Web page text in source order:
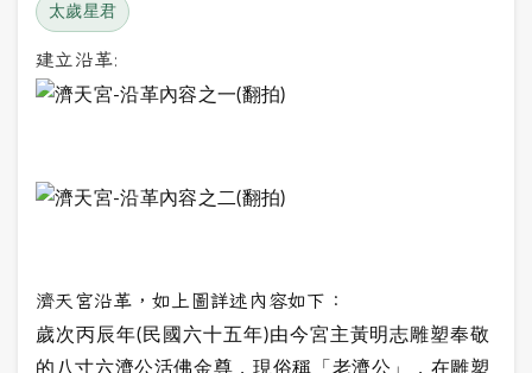
太歲星君
建立沿革:
濟天宮沿革，如上圖詳述內容如下：
歲次丙辰年(民國六十五年)由今宮主黃明志雕塑奉敬
的八寸六濟公活佛金尊，現俗稱「老濟公」，在雕塑